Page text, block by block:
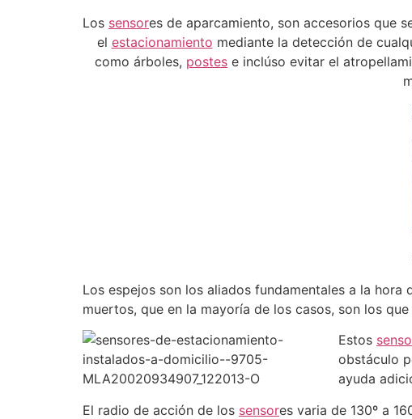
Los sensores de aparcamiento, son accesorios que
el estacionamiento mediante la detección de
como árboles, postes e inclúso evitar el
Los espejos son los aliados fundamentales a la
muertos, que en la mayoría de los casos, son los
Estos
obstáculo
ayuda
El radio de acción de los sensores varia de 130º a